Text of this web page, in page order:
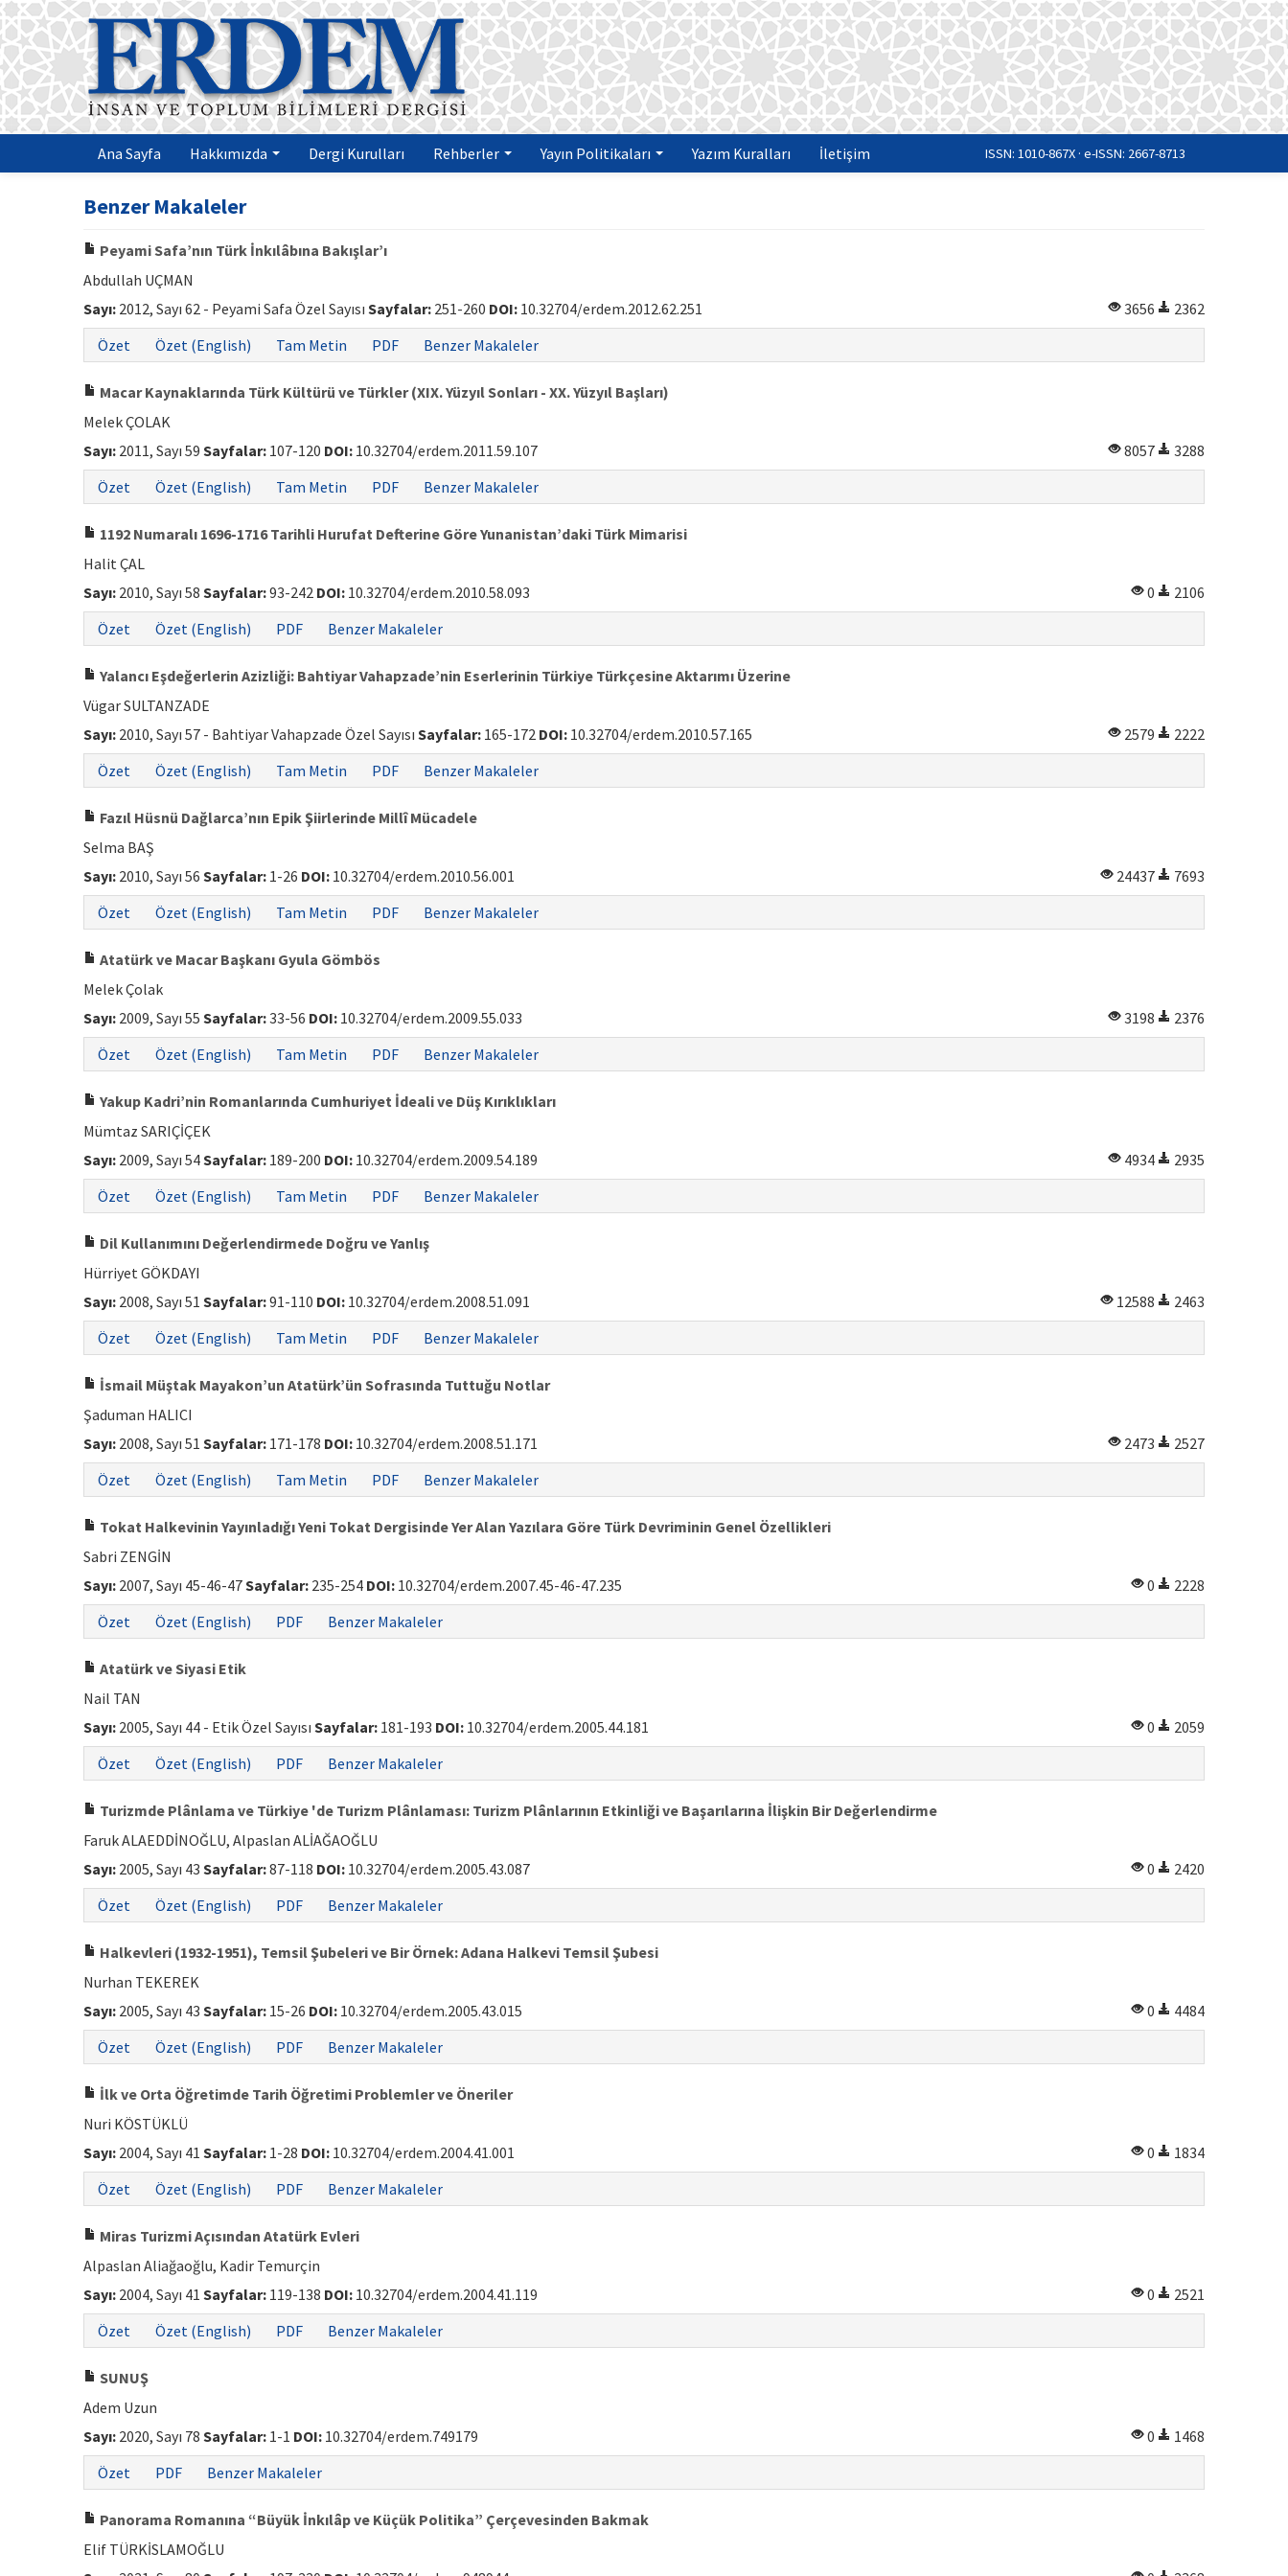
Ana Sayfa Hakkımızda Dergi Kurulları Rehberler Yayın Politikaları Yazım Kuralları İletişim ISSN: 1010-867X · e-ISSN: 2667-8713
Benzer Makaleler
Peyami Safa’nın Türk İnkılâbına Bakışlar’ı
Abdullah UÇMAN
Sayı: 2012, Sayı 62 - Peyami Safa Özel Sayısı Sayfalar: 251-260 DOI: 10.32704/erdem.2012.62.251 3656
2362
Özet
Özet (English) Tam Metin PDF Benzer Makaleler
Macar Kaynaklarında Türk Kültürü ve Türkler (XIX. Yüzyıl Sonları - XX. Yüzyıl Başları)
Melek ÇOLAK
Sayı: 2011, Sayı 59 Sayfalar: 107-120 DOI: 10.32704/erdem.2011.59.107 8057
3288
Özet
Özet (English) Tam Metin PDF Benzer Makaleler
1192 Numaralı 1696-1716 Tarihli Hurufat Defterine Göre Yunanistan’daki Türk Mimarisi
Halit ÇAL
Sayı: 2010, Sayı 58 Sayfalar:93-242 DOI: 10.32704/erdem.2010.58.093 0
2106
Özet
Özet (English) PDF Benzer Makaleler
Yalancı Eşdeğerlerin Azizliği: Bahtiyar Vahapzade’nin Eserlerinin Türkiye Türkçesine Aktarımı Üzerine
Vügar SULTANZADE
Sayı: 2010, Sayı 57 - Bahtiyar Vahapzade Özel Sayısı Sayfalar: 165-172 DOI: 10.32704/erdem.2010.57.165 2579
2222
Özet
Özet (English) Tam Metin PDF Benzer Makaleler
Fazıl Hüsnü Dağlarca’nın Epik Şiirlerinde Millî Mücadele
Selma BAŞ
Sayı: 2010, Sayı 56 Sayfalar: 1-26 DOI: 10.32704/erdem.2010.56.001 24437
7693
Özet
Özet (English) Tam Metin PDF Benzer Makaleler
Atatürk ve Macar Başkanı Gyula Gömbös
Melek Çolak
Sayı: 2009, Sayı 55 Sayfalar:33-56 DOI: 10.32704/erdem.2009.55.033 3198
2376
Özet
Özet (English) Tam Metin PDF Benzer Makaleler
Yakup Kadri’nin Romanlarında Cumhuriyet İdeali ve Düş Kırıklıkları
Mümtaz SARIÇİÇEK
Sayı: 2009, Sayı 54Sayfalar: 189-200 DOI: 10.32704/erdem.2009.54.189 4934
2935
Özet
Özet (English) Tam Metin PDF Benzer Makaleler
Dil Kullanımını Değerlendirmede Doğru ve Yanlış
Hürriyet GÖKDAYI
Sayı: 2008, Sayı 51 Sayfalar:91-110 DOI: 10.32704/erdem.2008.51.091 12588
2463
Özet
Özet (English) Tam Metin PDF Benzer Makaleler
İsmail Müştak Mayakon’un Atatürk’ün Sofrasında Tuttuğu Notlar
Şaduman HALICI
Sayı: 2008, Sayı 51 Sayfalar: 171-178 DOI: 10.32704/erdem.2008.51.171 2473
2527
Özet
Özet (English) Tam Metin PDF Benzer Makaleler
Tokat Halkevinin Yayınladığı Yeni Tokat Dergisinde Yer Alan Yazılara Göre Türk Devriminin Genel Özellikleri
Sabri ZENGİN
Sayı: 2007, Sayı 45-46-47Sayfalar: 235-254 DOI: 10.32704/erdem.2007.45-46-47.235 0
2228
Özet
Özet (English) PDF Benzer Makaleler
Atatürk ve Siyasi Etik
Nail TAN
Sayı: 2005, Sayı 44 - Etik Özel Sayısı Sayfalar: 181-193 DOI: 10.32704/erdem.2005.44.181 0
2059
Özet
Özet (English) PDF Benzer Makaleler
Turizmde Plânlama ve Türkiye 'de Turizm Plânlaması: Turizm Plânlarının Etkinliği ve Başarılarına İlişkin Bir Değerlendirme
Faruk ALAEDDİNOĞLU, Alpaslan ALİAĞAOĞLU
Sayı: 2005, Sayı 43 Sayfalar:87-118 DOI: 10.32704/erdem.2005.43.087 0
2420
Özet
Özet (English) PDF Benzer Makaleler
Halkevleri (1932-1951), Temsil Şubeleri ve Bir Örnek: Adana Halkevi Temsil Şubesi
Nurhan TEKEREK
Sayı: 2005, Sayı 43 Sayfalar: 15-26 DOI: 10.32704/erdem.2005.43.015 0
4484
Özet
Özet (English) PDF Benzer Makaleler
İlk ve Orta Öğretimde Tarih Öğretimi Problemler ve Öneriler
Nuri KÖSTÜKLÜ
Sayı: 2004, Sayı 41 Sayfalar: 1-28 DOI: 10.32704/erdem.2004.41.001 0
1834
Özet
Özet (English) PDF Benzer Makaleler
Miras Turizmi Açısından Atatürk Evleri
Alpaslan Aliağaoğlu, Kadir Temurçin
Sayı: 2004, Sayı 41 Sayfalar: 119-138 DOI: 10.32704/erdem.2004.41.119 0
2521
Özet
Özet (English) PDF Benzer Makaleler
SUNUŞ
Adem Uzun
Sayı: 2020, Sayı 78 Sayfalar: 1-1 DOI: 10.32704/erdem.749179 0
1468
Özet
PDF Benzer Makaleler
Panorama Romanına “Büyük İnkılâp ve Küçük Politika” Çerçevesinden Bakmak
Elif TÜRKİSLAMOĞLU